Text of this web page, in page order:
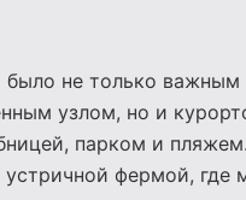
было не только важным
узлом, но и
парком и
устричной фермой, где